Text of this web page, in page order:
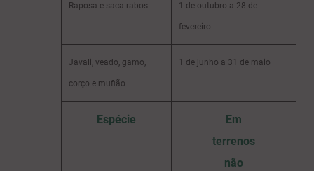
Raposa e saca-rabos 1 de outubro a 28 de
fevereiro
Javali, veado, gamo,
corço e mufião
1 de junho a 31 de maio
Espécie
Em
terrenos
não